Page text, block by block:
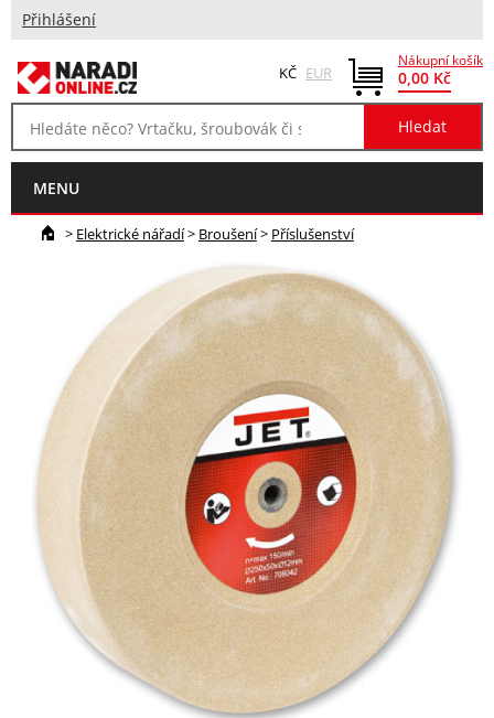
Přihlášení
Nákupní košík
0,00 Kč
KČ EUR
MENU
> Elektrické nářadí> Broušení> Příslušenství